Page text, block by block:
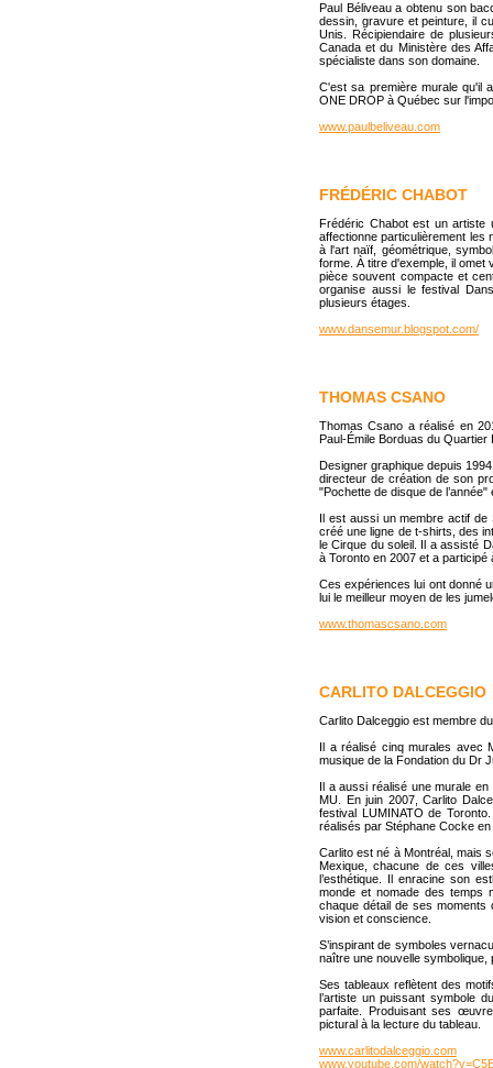
Paul Béliveau a obtenu son
dessin, gravure et peinture, il
Unis. Récipiendaire de
Canada et du Ministère des
spécialiste dans son domaine.
C'est sa première murale qu'il
ONE DROP à Québec sur
www.paulbeliveau.com
FRÉDÉRIC CHABOT
Frédéric Chabot est un artiste
affectionne particulièrement
à l'art naïf, géométrique,
forme. À titre d'exemple, il omet
pièce souvent compacte et
organise aussi le festival
plusieurs étages.
www.dansemur.blogspot.com/
THOMAS CSANO
Thomas Csano a réalisé en
Paul-Émile Borduas du Quartier
Designer graphique depuis
directeur de création de son
"Pochette de disque de
Il est aussi un membre actif de
créé une ligne de t-shirts, des
le Cirque du soleil. Il a assisté
à Toronto en 2007 et a
Ces expériences lui ont donné
lui le meilleur moyen de les
www.thomascsano.com
CARLITO DALCEGGIO
Carlito Dalceggio est membre
Il a réalisé cinq murales avec
musique de la Fondation du Dr
Il a aussi réalisé une murale
MU. En juin 2007, Carlito
festival LUMINATO de
réalisés par Stéphane Cocke
Carlito est né à Montréal, mais
Mexique, chacune de ces
l’esthétique. Il enracine son
monde et nomade des temps
chaque détail de ses moments
vision et conscience.
S’inspirant de symboles
naître une nouvelle symbolique,
Ses tableaux reflètent des
l’artiste un puissant symbole
parfaite. Produisant ses
pictural à la lecture du tableau.
www.carlitodalceggio.com
www.youtube.com/